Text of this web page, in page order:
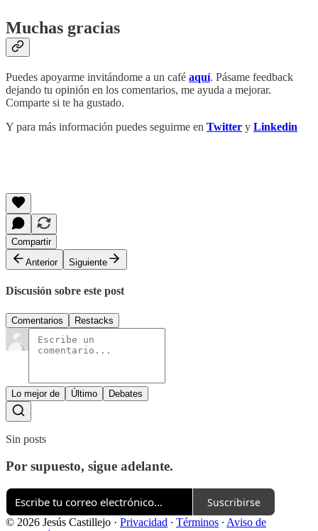
Muchas gracias
Puedes apoyarme invitándome a un café aquí. Pásame feedback
dejando tu opinión en los comentarios, me ayuda a mejorar.
Comparte si te ha gustado.
Y para más información puedes seguirme en Twitter y Linkedin
Compartir
Anterior
Siguiente
Discusión sobre este post
Comentarios Restacks
Lo mejor de Último Debates
Sin posts
Por supuesto, sigue adelante.
Suscribirse
© 2026 Jesús Castillejo · Privacidad ∙ Términos ∙ Aviso de